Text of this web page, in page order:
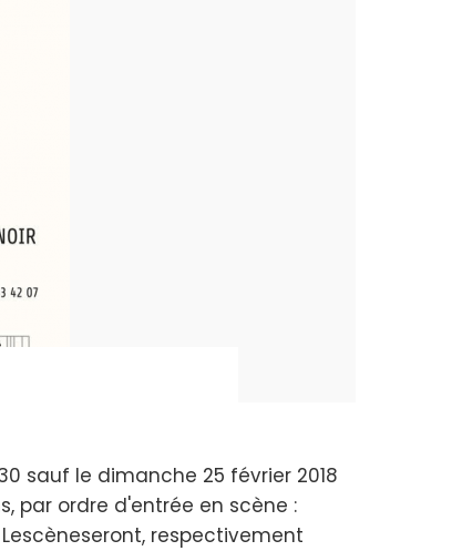
sauf le dimanche 25 février 2018
par ordre d'entrée en scène :
respectivement